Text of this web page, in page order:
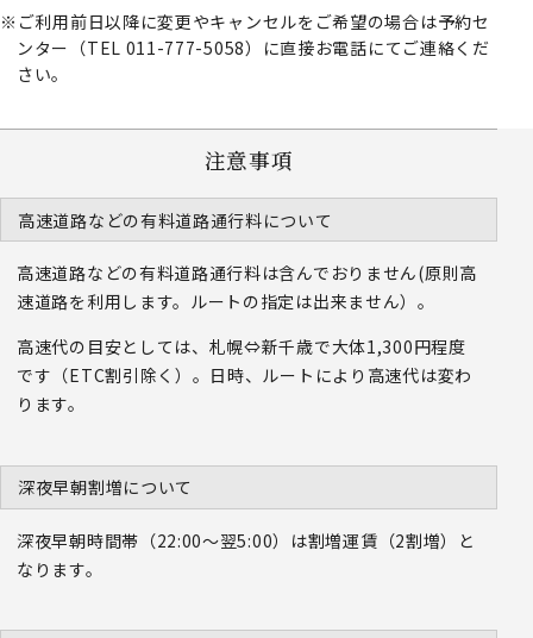
ご利用前日以降に変更やキャンセルをご希望の場合は予約セ
ンター（TEL 011-777-5058）に直接お電話にてご連絡くだ
さい。
注意事項
高速道路などの有料道路通行料について
高速道路などの有料道路通行料は含んでおりません(原則高
速道路を利用します。ルートの指定は出来ません）。
高速代の目安としては、札幌⇔新千歳で大体1,300円程度
です（ETC割引除く）。日時、ルートにより高速代は変わ
ります。
深夜早朝割増について
深夜早朝時間帯（22:00～翌5:00）は割増運賃（2割増）と
なります。